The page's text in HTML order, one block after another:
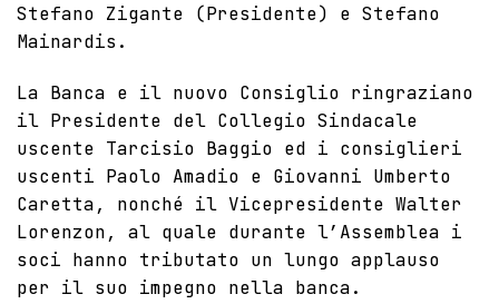
Stefano Zigante (Presidente) e Stefano
Mainardis.
La Banca e il nuovo Consiglio ringraziano
il Presidente del Collegio Sindacale
uscente Tarcisio Baggio ed i consiglieri
uscenti Paolo Amadio e Giovanni Umberto
Caretta, nonché il Vicepresidente Walter
Lorenzon, al quale durante l’Assemblea i
soci hanno tributato un lungo applauso
per il suo impegno nella banca.